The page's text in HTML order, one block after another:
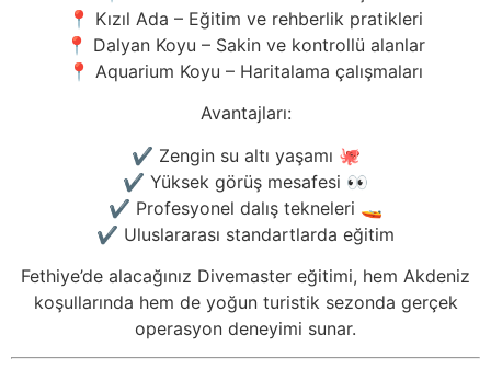
📍 Kızıl Ada – Eğitim ve rehberlik pratikleri
📍 Dalyan Koyu – Sakin ve kontrollü alanlar
📍 Aquarium Koyu – Haritalama çalışmaları
Avantajları:
✔️ Zengin su altı yaşamı 🐙
✔️ Yüksek görüş mesafesi 👀
✔️ Profesyonel dalış tekneleri 🚤
✔️ Uluslararası standartlarda eğitim
Fethiye’de alacağınız Divemaster eğitimi, hem Akdeniz
koşullarında hem de yoğun turistik sezonda gerçek
operasyon deneyimi sunar.